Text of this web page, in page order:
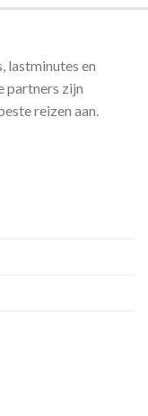
lastminutes en
partners zijn
reizen aan.